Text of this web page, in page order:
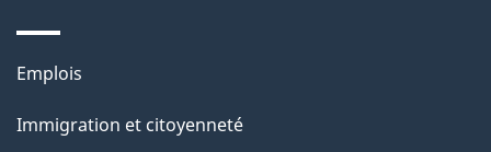
s
u
r
Thèmes
sujets
Emplois
Immigration et citoyenneté